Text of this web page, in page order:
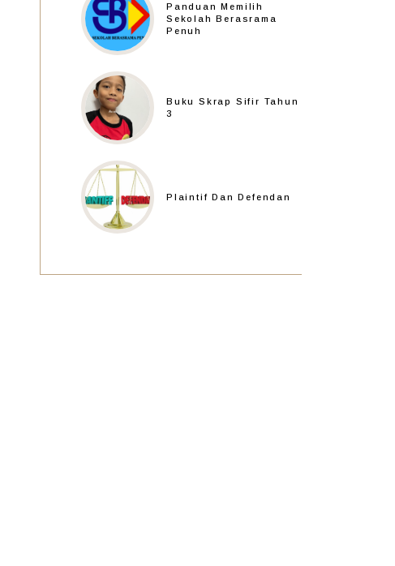
Panduan Memilih
Sekolah Berasrama
Penuh
Buku Skrap Sifir Tahun
3
Plaintif Dan Defendan